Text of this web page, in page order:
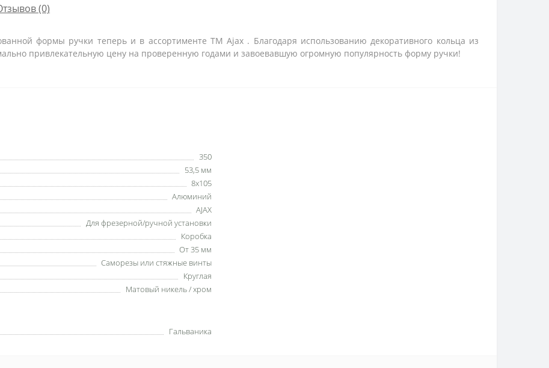
(0)
формы ручки теперь и в ассортименте TM Ajax . Благодаря использованию декоративного кольца из
привлекательную цену на проверенную годами и завоевавшую огромную популярность форму ручки!
350
53,5 мм
8х105
Алюминий
AJAX
Для фрезерной/ручной установки
Коробка
От 35 мм
Саморезы или стяжные винты
Круглая
Матовый никель / хром
Гальваника